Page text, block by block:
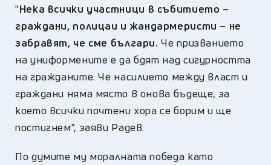
"Нека всички участници в събитието –
граждани, полицаи и жандармеристи – не
забравят, че сме българи. Че призванието
на униформените е да бдят над сигурността
на гражданите. Че насилието между власт и
граждани няма място в онова бъдеще, за
което всички почтени хора се борим и ще
постигнем", заяви Радев.
По думите му моралната победа като